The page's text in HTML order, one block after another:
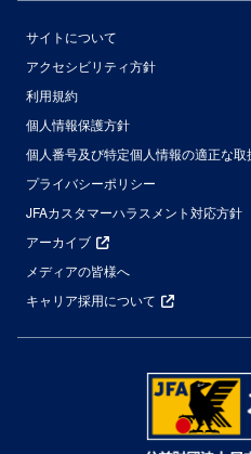
サイトについて
アクセシビリティ方針
利用規約
個人情報保護方針
個人番号及び特定個人情報の適正な
プライバシーポリシー
JFAカスタマーハラスメント対応方針
アーカイブ
メディアの皆様へ
キャリア採用について